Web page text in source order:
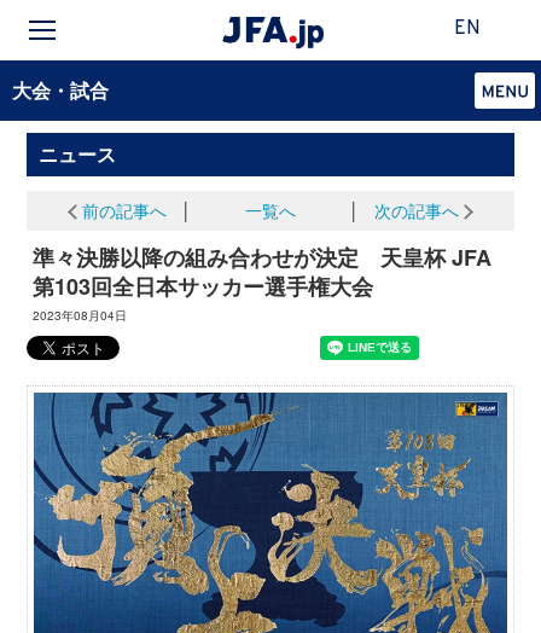
EN
大会・試合
ニュース
前の記事へ 一覧へ 次の記事へ
準々決勝以降の組み合わせが決定 天皇杯 JFA
第103回全日本サッカー選手権大会
2023年08月04日